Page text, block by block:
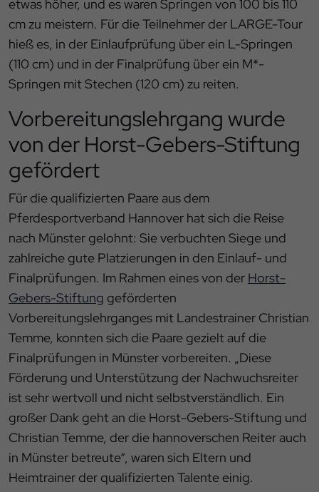
etwas höher, und es waren Springen von 100 bis 110
cm zu meistern. Für die Teilnehmer der LARGE-Tour
hieß es, in der Einlaufprüfung über ein L-Springen
(110 cm) und in der Finalprüfung über ein M*-
Springen mit Stechen (120 cm) zu reiten.
Vorbereitungslehrgang wurde
von der Horst-Gebers-Stiftung
gefördert
Für die qualifizierten Paare aus dem
Pferdesportverband Hannover hat sich die Reise
nach Münster gelohnt: Sie verbuchten Siege und
zahlreiche gute Platzierungen in den Einlauf- und
Finalprüfungen. Im Rahmen eines von der Horst-
Gebers-Stiftung geförderten
Vorbereitungslehrganges mit Landestrainer Christian
Temme, konnten sich die Paare gezielt auf die
Finalprüfungen in Münster vorbereiten. „Diese
Förderung und Unterstützung der Nachwuchsreiter
ist sehr wertvoll und nicht selbstverständlich. Ein
großer Dank geht an die Horst-Gebers-Stiftung und
Christian Temme, der die hannoverschen Reiter auch
in Münster betreute“, waren sich Eltern und
Heimtrainer der qualifizierten Talente einig.